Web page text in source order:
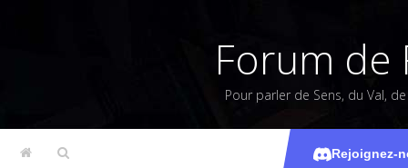
Forum de
Pour parler de Sens, du Val,
Rejoignez-